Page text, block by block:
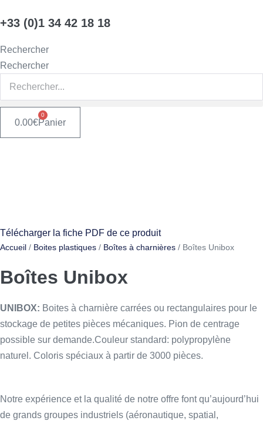
au
+33 (0)1 34 42 18 18
Rechercher
Rechercher
0.00€
0
Panier
Télécharger la fiche PDF de ce produit
Accueil / Boites plastiques / Boîtes à charnières / Boîtes Unibox
Boîtes Unibox
UNIBOX: Boites à charnière carrées ou rectangulaires pour le
stockage de petites pièces mécaniques. Pion de centrage
possible sur demande.Couleur standard: polypropylène
naturel. Coloris spéciaux à partir de 3000 pièces.
Notre expérience et la qualité de notre offre font qu’aujourd’hui
de grands groupes industriels (aéronautique, spatial,